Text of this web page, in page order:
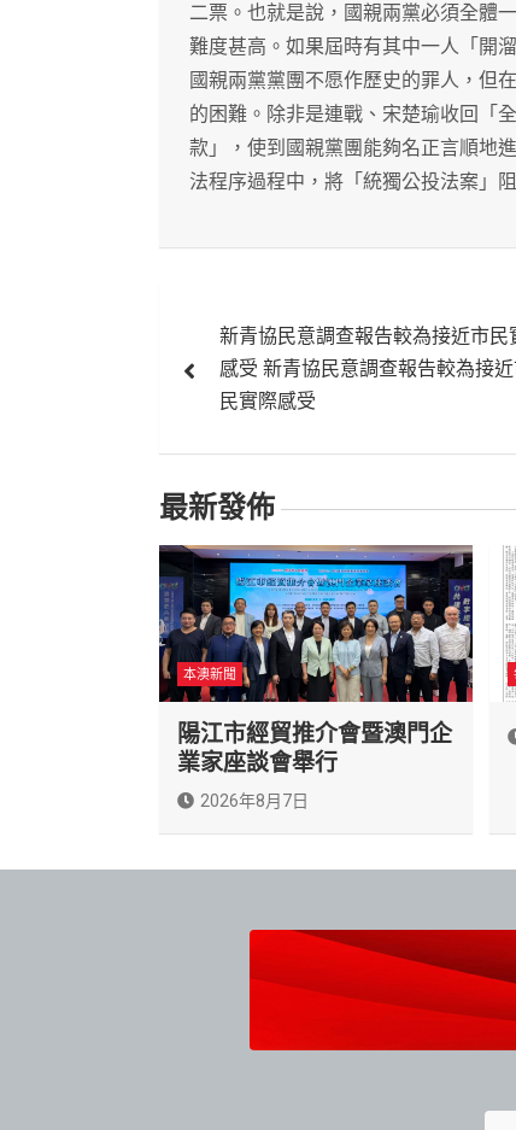
二票。也就是說，國親兩黨必須全體
難度甚高。如果屆時有其中一人「開
國親兩黨黨團不愿作歷史的罪人，但
的困難。除非是連戰、宋楚瑜收回「
款」，使到國親黨團能夠名正言順地
法程序過程中，將「統獨公投法案」
章
覽
新青協民意調查報告較為接近市民
感受 新青協民意調查報告較為接
民實際感受
最新發佈
本澳新聞
陽江市經貿推介會暨澳門企
業家座談會舉行
2026年8月7日